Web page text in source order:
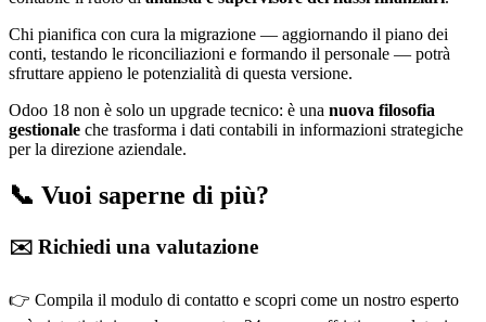
Chi pianifica con cura la migrazione — aggiornando il piano dei
conti, testando le riconciliazioni e formando il personale — potrà
sfruttare appieno le potenzialità di questa versione.
Odoo 18 non è solo un upgrade tecnico: è una nuova filosofia
gestionale che trasforma i dati contabili in informazioni strategiche
per la direzione aziendale.
📞 Vuoi saperne di più?
✉️ Richiedi una valutazione
👉 Compila il modulo di contatto e scopri come un nostro esperto